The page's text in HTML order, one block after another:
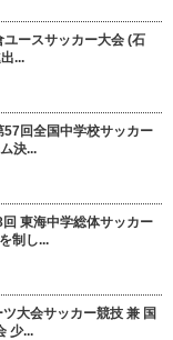
ースサッカー大会 (石
...
回全国中学校サッカー
決...
回 東海中学総体サッカー
制し...
大会サッカー競技 兼 国
少...